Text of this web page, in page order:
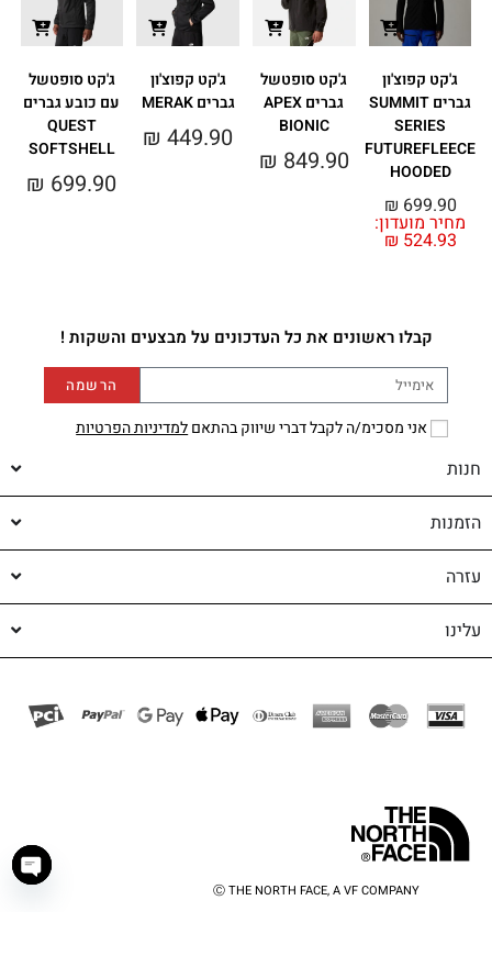
ג'קט קפוצ'ון
גברים SUMMIT
SERIES
FUTUREFLEECE
HOODED
מחיר מועדון:
₪ 524.93
₪ 699.90
ג'קט סופטשל
גברים APEX
BIONIC
₪ 849.90
ג'קט קפוצ'ון
גברים MERAK
₪ 449.90
ג'קט סופטשל
עם כובע גברים
QUEST
SOFTSHELL
₪ 699.90
קבלו ראשונים את כל העדכונים על מבצעים והשקות !
אני מסכימ/ה לקבל דברי שיווק בהתאםלמדיניות הפרטיות
הרשמה
חנות
הזמנות
עזרה
עלינו
Ⓒ THE NORTH FACE, A VF COMPANY